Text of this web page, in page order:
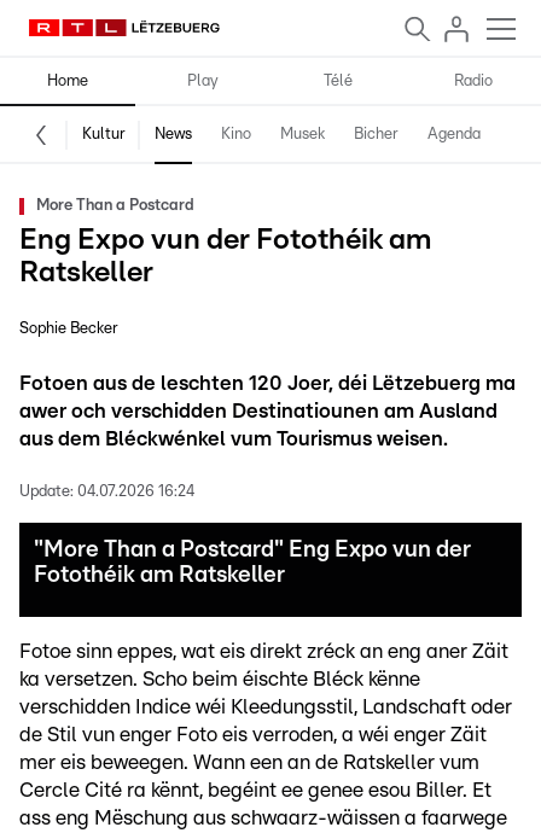
Home Play Télé Radio
Kultur News Kino Musek Bicher Agenda
More Than a Postcard
Eng Expo vun der Fotothéik am
Ratskeller
Sophie Becker
Fotoen aus de leschten 120 Joer, déi Lëtzebuerg ma
awer och verschidden Destinatiounen am Ausland
aus dem Bléckwénkel vum Tourismus weisen.
Update: 04.07.2026 16:24
"More Than a Postcard" Eng Expo vun der
Fotothéik am Ratskeller
Fotoe sinn eppes, wat eis direkt zréck an eng aner Zäit
ka versetzen. Scho beim éischte Bléck kënne
verschidden Indice wéi Kleedungsstil, Landschaft oder
de Stil vun enger Foto eis verroden, a wéi enger Zäit
mer eis beweegen. Wann een an de Ratskeller vum
Cercle Cité ra kënnt, begéint ee genee esou Biller. Et
ass eng Mëschung aus schwaarz-wäissen a faarwege